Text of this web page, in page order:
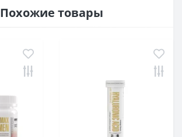
Похожие товары